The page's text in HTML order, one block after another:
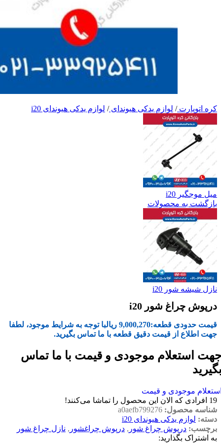
کره اتوپارت/ لوازم یدکی هیوندای/ لوازم یدکی هیوندای i20
میل موجگیر i20
بازگشت به محصولات
نازل شیشه شور i20
درپوش چراغ شور i20
قیمت حدودی قطعه:9,000,270 ریالبا توجه به شرایط موجود، لطفا
جهت اطلاع از قیمت دقیق قطعه با ما تماس بگیرید.
استعلام موجودی و قیمت با ما تماس
موجودی و قیمت
19 افرادی که الان این محصول را تماشا می‌کنند!
شناسه محصول: a0aefb799276
دسته: لوازم یدکی هیوندای i20
برچسب: درپوش چراغ شور , درپوش چراغشور , نازل چراغ شور
به اشتراک بگذارید: